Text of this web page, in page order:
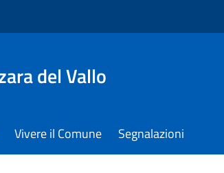
del Vallo
Vivere il Comune Segnalazioni